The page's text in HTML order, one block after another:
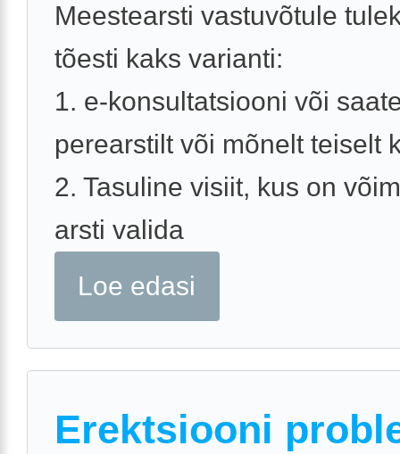
Meestearsti vastuvõtule
tõesti kaks varianti:
1. e-konsultatsiooni või
perearstilt või mõnelt teiselt
2. Tasuline visiit, kus on
arsti valida
Loe edasi
Erektsiooni